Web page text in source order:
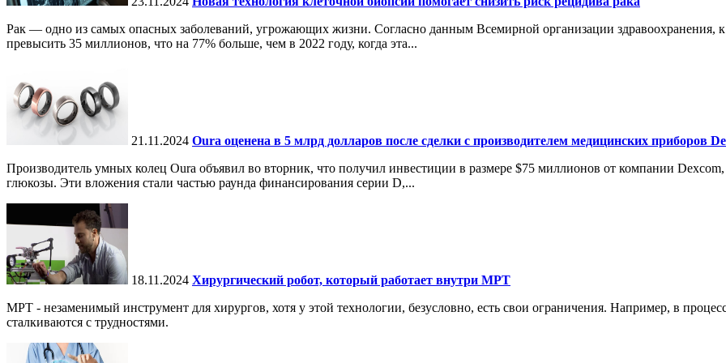
Рак — одно из самых опасных заболеваний, угрожающих жизни. Согласно данным Всемирной организации здравоохранения, к
превысить 35 миллионов, что на 77% больше, чем в 2022 году, когда эта...
21.11.2024 Oura оценена в 5 млрд долларов после сделки с производителем медицинских приборов
Производитель умных колец Oura объявил во вторник, что получил инвестиции в размере $75 миллионов от компании
глюкозы. Эти вложения стали частью раунда финансирования серии D,...
18.11.2024 Хирургический робот, который работает внутри МРТ
МРТ - незаменимый инструмент для хирургов, хотя у этой технологии, безусловно, есть свои ограничения. Например, в
сталкиваются с трудностями.